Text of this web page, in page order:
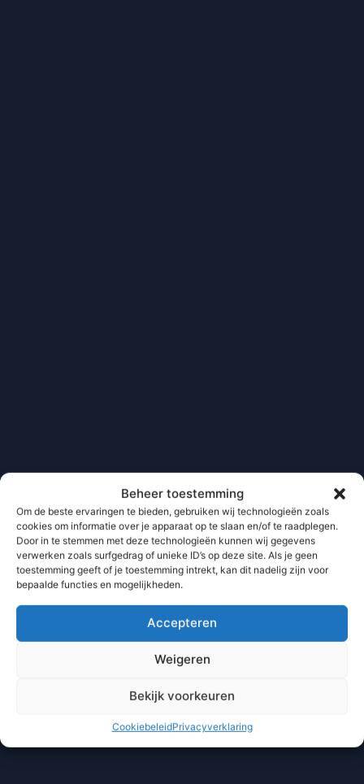
Beheer toestemming
Om de beste ervaringen te bieden, gebruiken wij technologieën zoals
cookies om informatie over je apparaat op te slaan en/of te raadplegen.
Door in te stemmen met deze technologieën kunnen wij gegevens
verwerken zoals surfgedrag of unieke ID’s op deze site. Als je geen
toestemming geeft of je toestemming intrekt, kan dit nadelig zijn voor
bepaalde functies en mogelijkheden.
Accepteren
Weigeren
Bekijk voorkeuren
CookiebeleidPrivacyverklaring